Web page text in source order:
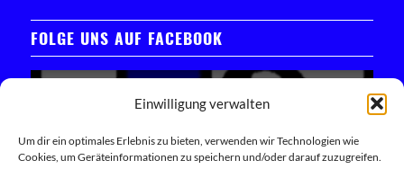
Einwilligung verwalten
Um dir ein optimales Erlebnis zu bieten, verwenden wir Technologien wie
Cookies, um Geräteinformationen zu speichern und/oder darauf zuzugreifen.
FOLGE UNS AUF FACEBOOK